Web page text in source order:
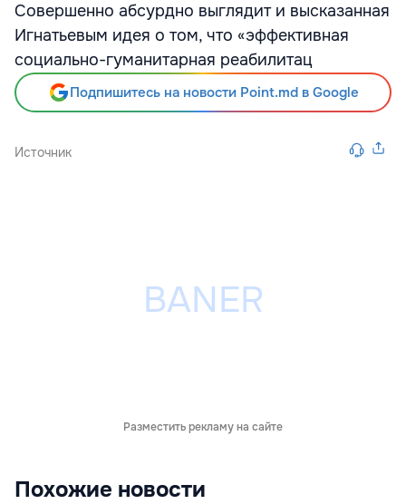
Совершенно абсурдно выглядит и высказанная
Игнатьевым идея о том, что «эффективная
социально-гуманитарная реабилитац
Подпишитесь на новости Point.md в Google
Источник
Разместить рекламу на сайте
Похожие новости